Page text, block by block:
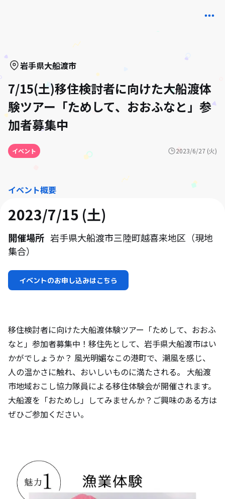
岩手県大船渡市
7/15(土)移住検討者に向けた大船渡体
験ツアー「ためして、おおふなと」参
加者募集中
イベント 2023/6/27 (火)
イベント概要
2023/7/15 (土)
開催場所 岩手県大船渡市三陸町越喜来地区（現地
集合）
イベントのお申し込みはこちら
移住検討者に向けた大船渡体験ツアー「ためして、おおふ
なと」参加者募集中！移住先として、岩手県大船渡市はい
かがでしょうか？ 風光明媚なこの港町で、潮風を感じ、
人の温かさに触れ、おいしいものに満たされる。 大船渡
市地域おこし協力隊員による移住体験会が開催されます。
大船渡を「おためし」してみませんか？ご興味のある方は
ぜひご参加ください。